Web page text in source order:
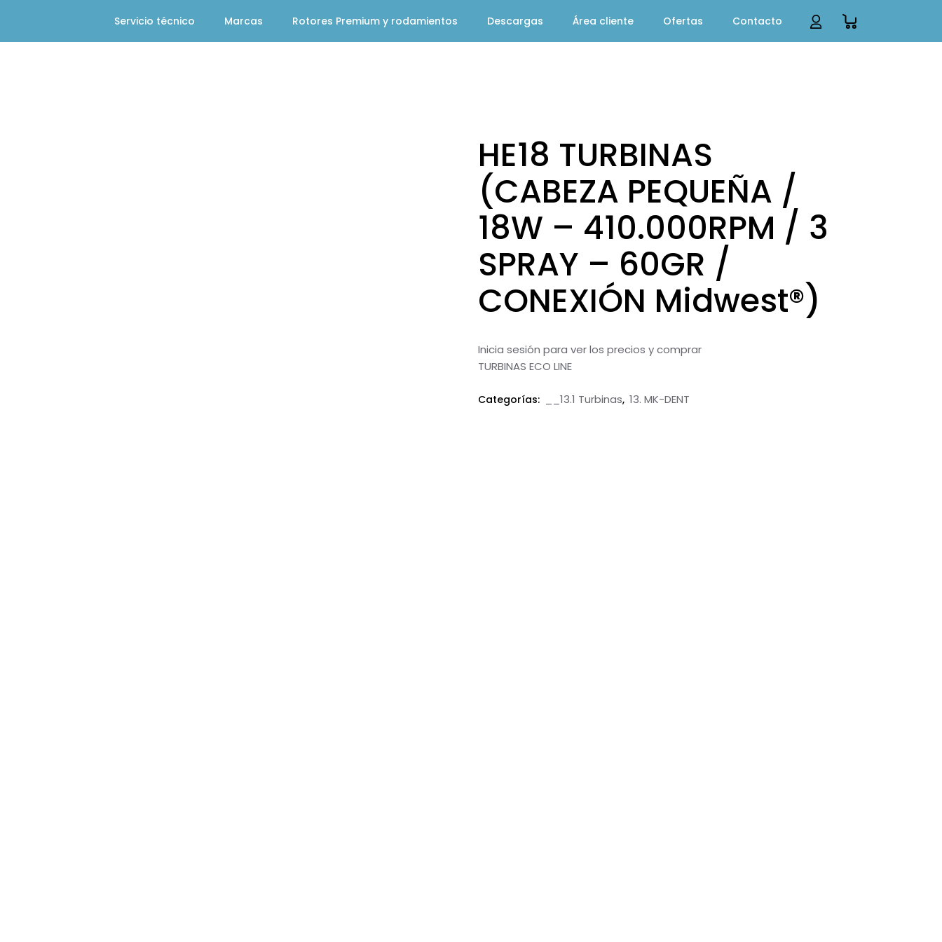
Servicio técnico Marcas Rotores Premium y rodamientos Descargas Área cliente Ofertas Contacto
HE18 TURBINAS
(CABEZA PEQUEÑA /
18W – 410.000RPM / 3
SPRAY – 60GR /
CONEXIÓN Midwest®)
Inicia sesión para ver los precios y comprar
TURBINAS ECO LINE
Categorías: __13.1 Turbinas, 13. MK-DENT